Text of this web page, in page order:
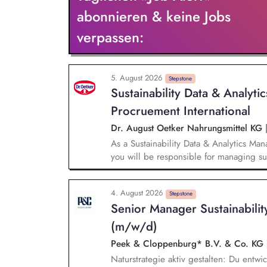
ökologische
deren Umsetzung sowie
Projektmanagement bei unseren
abonnieren & keine Jobs
verpassen:
5. August 2026 Stepstone
Sustainability Data &
Procruement International
Dr. August Oetker Nahrungsmittel KG |
As a Sustainability Data & Analytics
you will be responsible for managing
sustainability requirements into data,
responsible for the functional
landscapes, including SAP MM/BW,
and Sedex, ensuring that sustainability-
and readily available for use. You will
international sustainability activities in
the implementation status of
4. August 2026 Stepstone
Senior Manager
(m/w/d)
Peek & Cloppenburg* B.V. & Co. KG
Naturstrategie aktiv gestalten: Du